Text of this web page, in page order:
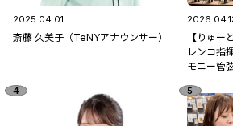
2025.04.01
斎藤 久美子（TeNYアナウンサー）
【りゅー
レンコ指
モニー管